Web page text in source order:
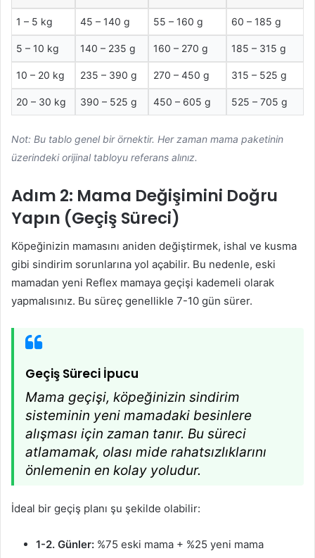
1 – 5 kg 45 – 140 g 55 – 160 g 60 – 185 g
5 – 10 kg 140 – 235 g 160 – 270 g 185 – 315 g
10 – 20 kg 235 – 390 g 270 – 450 g 315 – 525 g
20 – 30 kg 390 – 525 g 450 – 605 g 525 – 705 g
Not: Bu tablo genel bir örnektir. Her zaman mama paketinin
üzerindeki orijinal tabloyu referans alınız.
Adım 2: Mama Değişimini Doğru
Yapın (Geçiş Süreci)
Köpeğinizin mamasını aniden değiştirmek, ishal ve kusma
gibi sindirim sorunlarına yol açabilir. Bu nedenle, eski
mamadan yeni Reflex mamaya geçişi kademeli olarak
yapmalısınız. Bu süreç genellikle 7-10 gün sürer.
Geçiş Süreci İpucu
Mama geçişi, köpeğinizin sindirim
sisteminin yeni mamadaki besinlere
alışması için zaman tanır. Bu süreci
atlamamak, olası mide rahatsızlıklarını
önlemenin en kolay yoludur.
İdeal bir geçiş planı şu şekilde olabilir:
1-2. Günler: %75 eski mama + %25 yeni mama